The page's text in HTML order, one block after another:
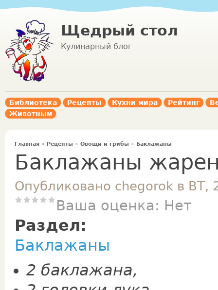
Щедрый стол
Кулинарный блог
Библиотека Рецепты Кухни мира Рейтинг
Животным
Главная » Рецепты » Овощи и грибы » Баклажаны
Баклажаны
Опубликовано chegorok в ВТ,
Ваша оценка: Нет
Раздел:
Баклажаны
2 баклажана,